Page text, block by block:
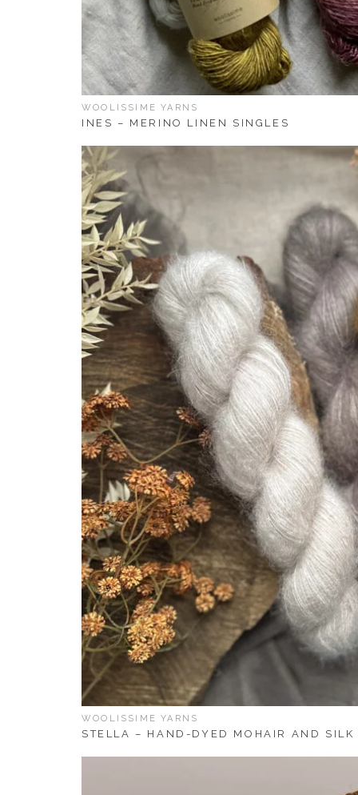
WOOLISSIME YARNS
INES – MERINO LINEN SINGLES
WOOLISSIME YARNS
STELLA – HAND-DYED MOHAIR AND SILK